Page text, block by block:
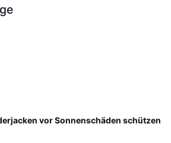
vor Sonnenschäden schützen